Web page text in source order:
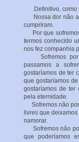
Definitivo, como
Nossa dor não
cumpriram.
Por que sofremos
termos conhecido
nos fez companhia
Sofremos por
passamos a
gostaríamos de ter
que gostaríamos
gostaríamos de ter
pela eternidade.
Sofremos não
livres que
namorar.
Sofremos não
que poderíamos